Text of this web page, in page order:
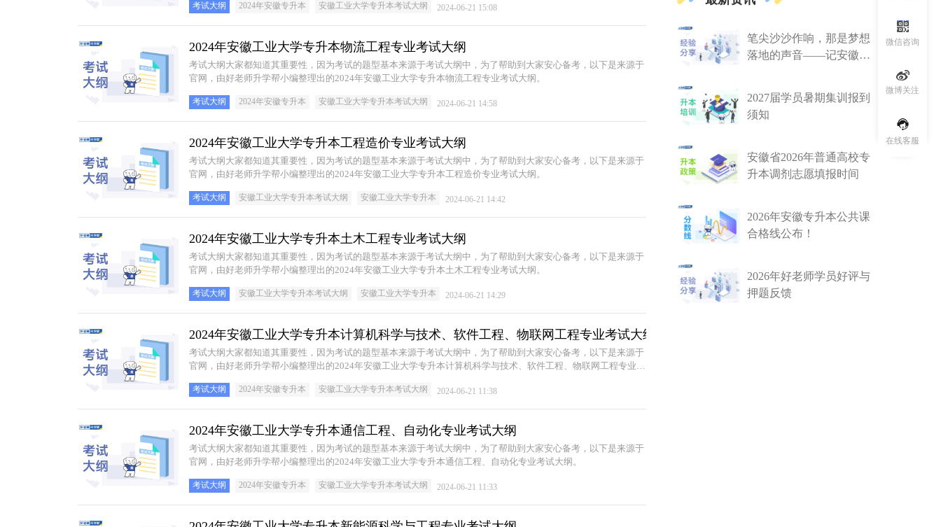
微信咨询
微博关注
在线客服
考试大纲 2024年安徽专升本 安徽工业大学专升本考试大纲 2024-06-21 15:08
2024年安徽工业大学专升本物流工程专业考试大纲
考试大纲大家都知道其重要性，因为考试的题型基本来源于考试大纲中，为了帮助到大家安心备考，以下是来源于
官网，由好老师升学帮小编整理出的2024年安徽工业大学专升本物流工程专业考试大纲。
考试大纲 2024年安徽专升本 安徽工业大学专升本考试大纲 2024-06-21 14:58
2024年安徽工业大学专升本工程造价专业考试大纲
考试大纲大家都知道其重要性，因为考试的题型基本来源于考试大纲中，为了帮助到大家安心备考，以下是来源于
官网，由好老师升学帮小编整理出的2024年安徽工业大学专升本工程造价专业考试大纲。
考试大纲 安徽工业大学专升本考试大纲 安徽工业大学专升本 2024-06-21 14:42
2024年安徽工业大学专升本土木工程专业考试大纲
考试大纲大家都知道其重要性，因为考试的题型基本来源于考试大纲中，为了帮助到大家安心备考，以下是来源于
官网，由好老师升学帮小编整理出的2024年安徽工业大学专升本土木工程专业考试大纲。
考试大纲 安徽工业大学专升本考试大纲 安徽工业大学专升本 2024-06-21 14:29
2024年安徽工业大学专升本计算机科学与技术、软件工程、物联网工程专业考试大纲
考试大纲大家都知道其重要性，因为考试的题型基本来源于考试大纲中，为了帮助到大家安心备考，以下是来源于
官网，由好老师升学帮小编整理出的2024年安徽工业大学专升本计算机科学与技术、软件工程、物联网工程专业考
考试大纲 2024年安徽专升本 安徽工业大学专升本考试大纲 2024-06-21 11:38
2024年安徽工业大学专升本通信工程、自动化专业考试大纲
考试大纲大家都知道其重要性，因为考试的题型基本来源于考试大纲中，为了帮助到大家安心备考，以下是来源于
官网，由好老师升学帮小编整理出的2024年安徽工业大学专升本通信工程、自动化专业考试大纲。
考试大纲 2024年安徽专升本 安徽工业大学专升本考试大纲 2024-06-21 11:33
笔尖沙沙作响，那是梦想
落地的声音——记安徽
2027届学员暑期集训报到
须知
安徽省2026年普通高校专
升本调剂志愿填报时间
2026年安徽专升本公共课
合格线公布！
2026年好老师学员好评与
押题反馈